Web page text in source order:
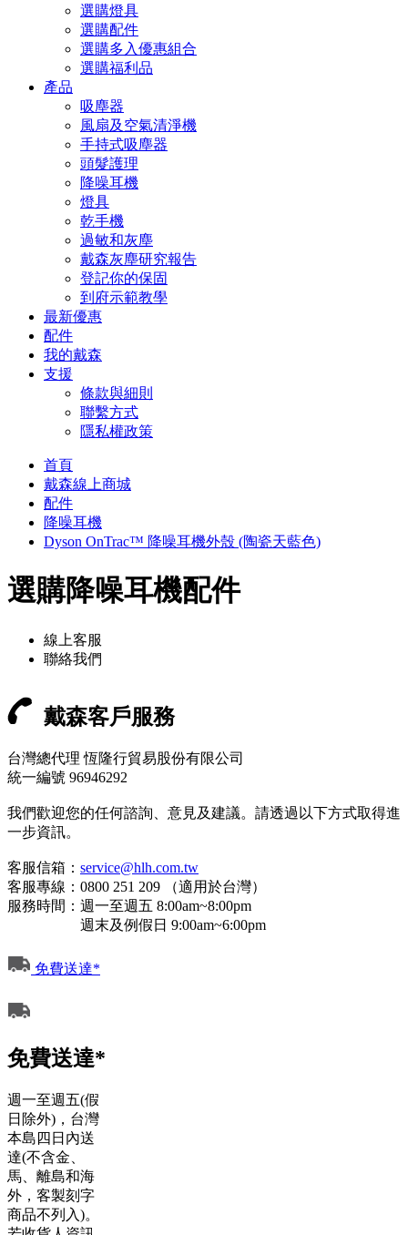
選購燈具
選購配件
選購多入優惠組合
選購福利品
產品
吸塵器
風扇及空氣清淨機
手持式吸塵器
頭髮護理
降噪耳機
燈具
乾手機
過敏和灰塵
戴森灰塵研究報告
登記你的保固
到府示範教學
最新優惠
配件
我的戴森
支援
條款與細則
聯繫方式
隱私權政策
首頁
戴森線上商城
配件
降噪耳機
Dyson OnTrac™ 降噪耳機外殼 (陶瓷天藍色)
選購降噪耳機配件
線上客服
聯絡我們
戴森客戶服務
台灣總代理 恆隆行貿易股份有限公司
統一編號 96946292
我們歡迎您的任何諮詢、意見及建議。請透過以下方式取得進
一步資訊。
客服信箱： service@hlh.com.tw
客服專線：0800 251 209 （適用於台灣）
服務時間：週一至週五 8:00am~8:00pm
週末及例假日 9:00am~6:00pm
免費送達*
免費送達*
週一至週五(假
日除外)，台灣
本島四日內送
達(不含金、
馬、離島和海
外，客製刻字
商品不列入)。